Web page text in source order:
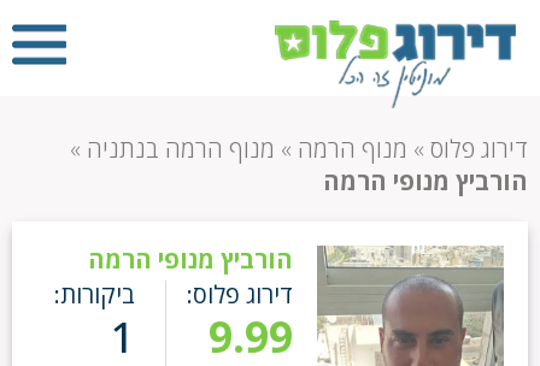
דירוג פלוס » מנוף הרמה » מנוף הרמה בנתניה »
הורביץ מנופי הרמה
הורביץ מנופי הרמה
דירוג פלוס:
9.99
ביקורות:
1